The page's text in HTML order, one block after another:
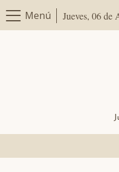
Menú Jueves, 06 de